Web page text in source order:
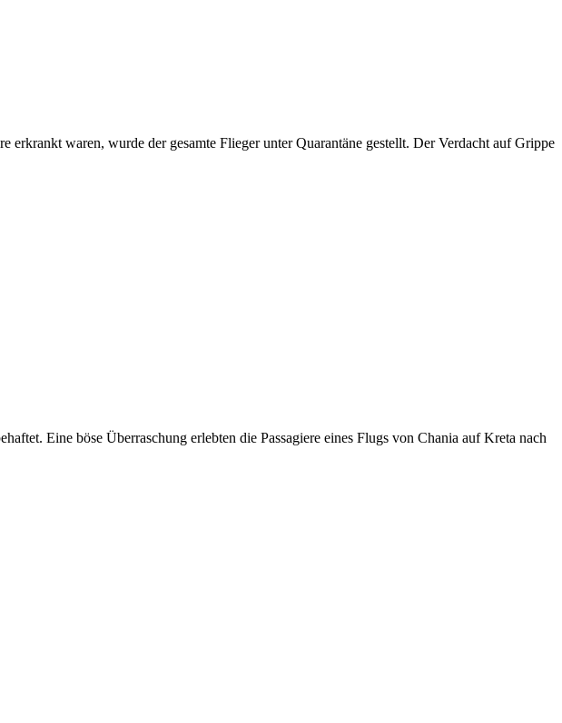
waren, wurde der gesamte Flieger unter Quarantäne gestellt. Der Verdacht auf Grippe
Eine böse Überraschung erlebten die Passagiere eines Flugs von Chania auf Kreta nach